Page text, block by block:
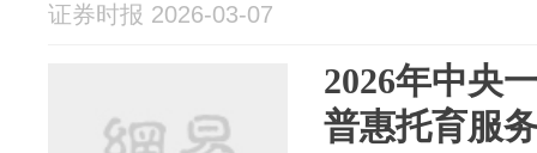
证券时报 2026-03-07
2026年中央
普惠托育服